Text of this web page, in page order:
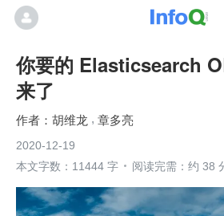
你要的 Elasticsearch
来了
胡维龙 章多亮
2020-12-19
本文字数：11444 字
阅读完需：约 38